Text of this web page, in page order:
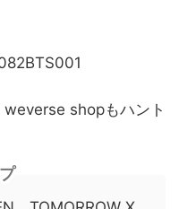
shopもハント